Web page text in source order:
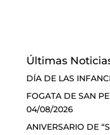
Últimas
DÍA DE LAS
FOGATA DE SAN
04/08/2026
ANIVERSARIO DE